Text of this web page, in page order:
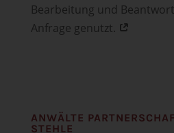
Bearbeitung und
Anfrage genutzt.
ANWÄLTE
STEHLE